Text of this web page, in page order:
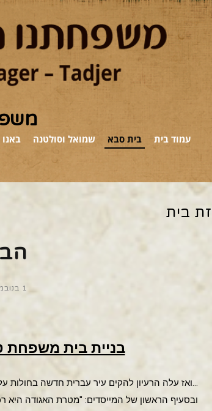
עמוד בית בית סבא שמואל וסולטנה באנו
בית
1 בנובמבר 2017
בניית בית משפחת
…ואז עלה הרעיון להקים עיר עברית חדשה בחולות
ובסעיף הראשון של המייסדים: "מטרת האגודה היא